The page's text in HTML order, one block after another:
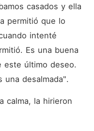
casados y ella
permitió que lo
intenté
Es una buena
este último deseo.
una desalmada".
calma, la hirieron